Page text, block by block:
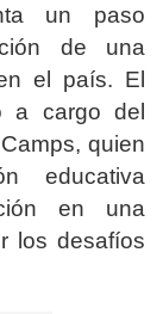
un paso
de una
el país. El
a cargo del
quien
educativa
en una
los desafíos